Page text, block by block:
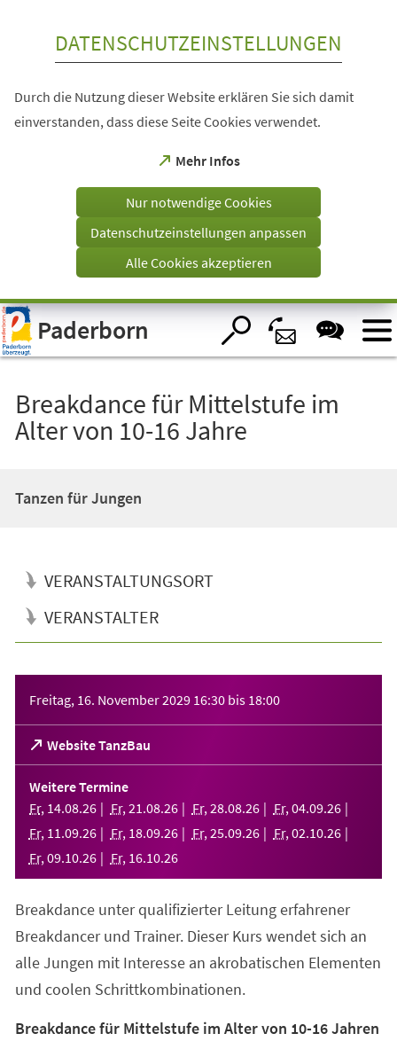
Visuelle
Assistenzsoftware
öffnen.
DATENSCHUTZEINSTELLUNGEN
Durch die Nutzung dieser Website erklären Sie sich damit
einverstanden, dass diese Seite Cookies verwendet.
Mehr Infos
(Öffnet
einem
Tab)
Nur notwendige Cookies
Datenschutzeinstellungen anpassen
Alle Cookies akzeptieren
Paderborn
Breakdance für Mittelstufe im
Alter von 10-16 Jahre
Tanzen für Jungen
VERANSTALTUNGSORT
VERANSTALTER
Freitag, 16. November 2029 16:30 bis 18:00
Website TanzBau
(Öffnet
in
einem
neuen
Tab)
Weitere Termine
Fr, 14.08.26 Fr, 21 .08.26 Fr, 28.08.26 Fr, 04.09.26
Fr, 11 .09.26 Fr, 18.09.26 Fr, 25.09.26 Fr, 02.10.26
Fr, 09.10.26 Fr, 16.10.26
Breakdance unter qualifizierter Leitung erfahrener
Breakdancer und Trainer. Dieser Kurs wendet sich an
alle Jungen mit Interesse an akrobatischen Elementen
und coolen Schrittkombinationen.
Breakdance für Mittelstufe im Alter von 10-16 Jahren